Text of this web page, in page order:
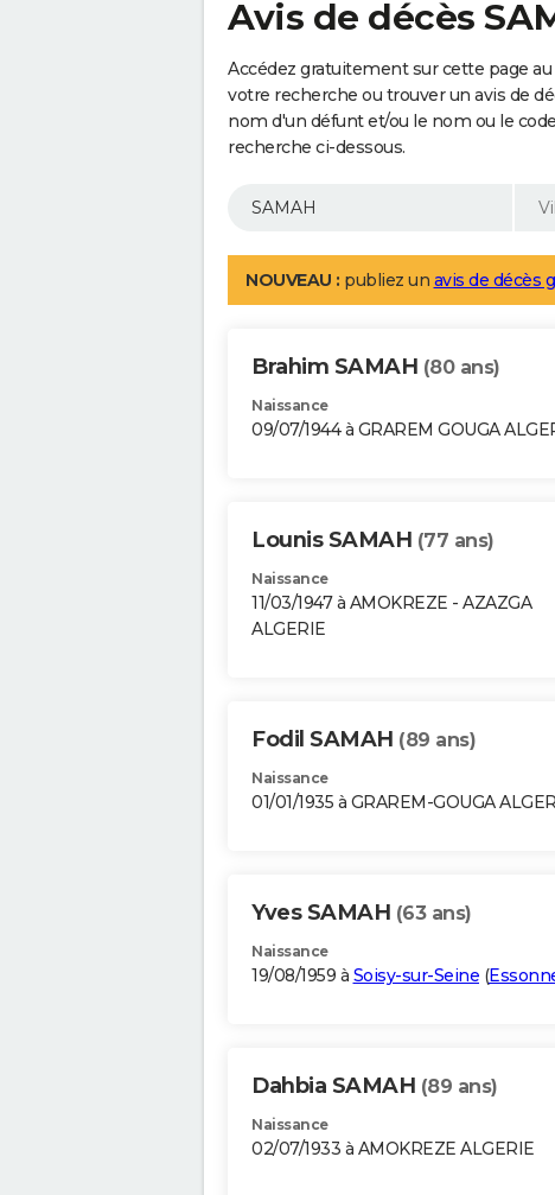
Avis de décès
Accédez gratuitement sur cette page
votre recherche ou trouver un avis de
nom d'un défunt et/ou le nom ou le
recherche ci-dessous.
NOUVEAU : publiez un avis de décès
Brahim SAMAH (80 ans)
Naissance
09/07/1944 à GRAREM GOUGA
Lounis SAMAH (77 ans)
Naissance
11/03/1947 à AMOKREZE - AZAZGA
ALGERIE
Fodil SAMAH (89 ans)
Naissance
01/01/1935 à GRAREM-GOUGA
Yves SAMAH (63 ans)
Naissance
19/08/1959 à Soisy-sur-Seine (
Dahbia SAMAH (89 ans)
Naissance
02/07/1933 à AMOKREZE ALGERIE